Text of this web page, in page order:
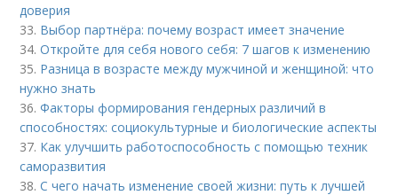
доверия
33. Выбор партнёра: почему возраст имеет значение
34.Откройте для себя нового себя: 7 шагов к изменению
35. Разница в возрасте между мужчиной и женщиной: что
нужно знать
36.Факторы формирования гендерных различий в
способностях: социокультурные и биологические аспекты
37. Как улучшить работоспособность с помощью техник
саморазвития
38.С чего начать изменение своей жизни: путь к лучшей